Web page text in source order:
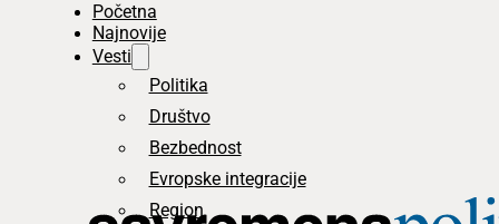
Početna
Najnovije
Vesti
Politika
Društvo
Bezbednost
Evropske integracije
Region